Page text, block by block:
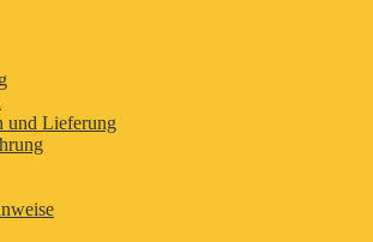
und Lieferung